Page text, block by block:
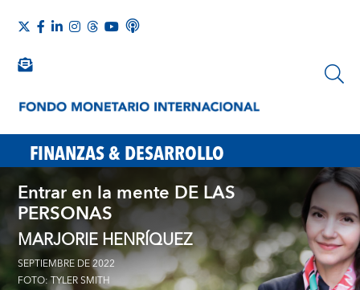
FINANZAS & DESARROLLO
Entrar en la mente DE LAS
PERSONAS
MARJORIE HENRÍQUEZ
SEPTIEMBRE DE 2022
FOTO: TYLER SMITH